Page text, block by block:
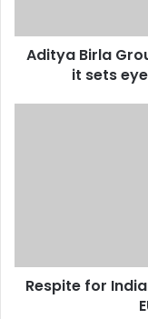
it
sets
Aditya Birla
it sets
for
EUDR
Respite for